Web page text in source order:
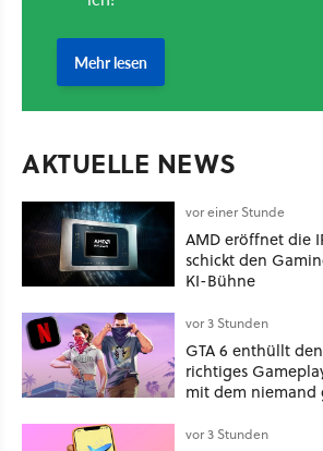
AKTUELLE NEWS
vor einer Stunde
AMD eröffnet die
schickt den
KI-Bühne
vor 3 Stunden
GTA 6 enthüllt
richtiges
mit dem niemand
vor 3 Stunden